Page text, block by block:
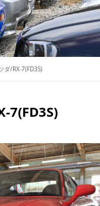
/RX-7(FD3S)
7(FD3S)